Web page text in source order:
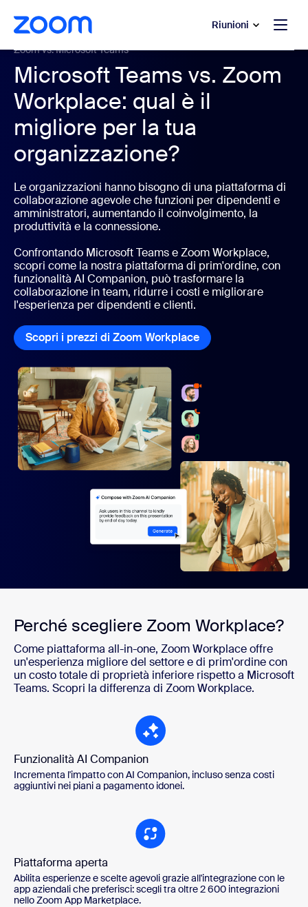
principale
di assistenza
Riunioni
Zoom vs. Microsoft Teams
Microsoft Teams vs. Zoom
Workplace: qual è il
migliore per la tua
organizzazione?
Le organizzazioni hanno bisogno di una piattaforma di
collaborazione agevole che funzioni per dipendenti e
amministratori, aumentando il coinvolgimento, la
produttività e la connessione.
Confrontando Microsoft Teams e Zoom Workplace,
scopri come la nostra piattaforma di prim'ordine, con
funzionalità AI Companion, può trasformare la
collaborazione in team, ridurre i costi e migliorare
l'esperienza per dipendenti e clienti.
Scopri i prezzi di Zoom Workplace Scopri i prezzi di
Perché scegliere Zoom Workplace?
Come piattaforma all-in-one, Zoom Workplace offre
un'esperienza migliore del settore e di prim'ordine con
un costo totale di proprietà inferiore rispetto a Microsoft
Teams. Scopri la differenza di Zoom Workplace.
Funzionalità AI Companion
Incrementa l'impatto con AI Companion, incluso senza costi
aggiuntivi nei piani a pagamento idonei.
Piattaforma aperta
Abilita esperienze e scelte agevoli grazie all'integrazione con le
app aziendali che preferisci: scegli tra oltre 2 600 integrazioni
nello Zoom App Marketplace.